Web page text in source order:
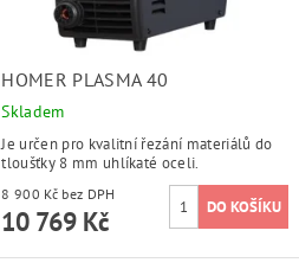
HOMER PLASMA 40
Skladem
Je určen pro kvalitní řezání materiálů do
tloušťky 8 mm uhlíkaté oceli.
8 900 Kč bez DPH
10 769 Kč